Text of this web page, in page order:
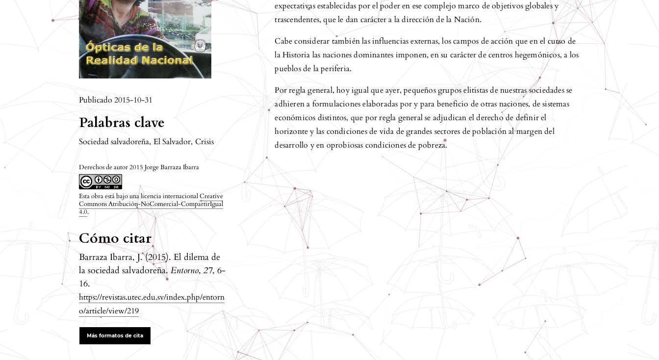
Publicado 2015-10-31
Palabras clave
Sociedad salvadoreña, El Salvador, Crisis
Derechos de autor 2015 Jorge Barraza Ibarra
Esta obra está bajo una licencia internacionalCreative
Commons Atribución-NoComercial-CompartirIgual
4.0.
Cómo citar
Barraza Ibarra, J. (2015). El dilema de
la sociedad salvadoreña.Entorno,27, 6-
16.
https://revistas.utec.edu.sv/index.php/entorn
o/article/view/219
Más formatos de cita
expectativas establecidas por el poder en ese complejo marco de objetivos globales y
trascendentes, que le dan carácter a la dirección de la Nación.
Cabe considerar también las influencias externas, los campos de acción que en el curso de
la Historia las naciones dominantes imponen, en su carácter de centros hegemónicos, a los
pueblos de la periferia.
Por regla general, hoy igual que ayer, pequeños grupos elitistas de nuestras sociedades se
adhieren a formulaciones elaboradas por y para beneficio de otras naciones, de sistemas
económicos distintos, que por regla general se adjudican el derecho de definir el
horizonte y las condiciones de vida de grandes sectores de población al margen del
desarrollo y en oprobiosas condiciones de pobreza.